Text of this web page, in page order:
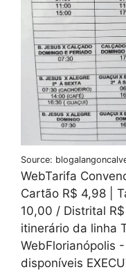
Source:
WebTarifa
Cartão R$ 4,98 |
10,00 / Distrital
itinerário da linha
WebFlorianópolis
disponíveis